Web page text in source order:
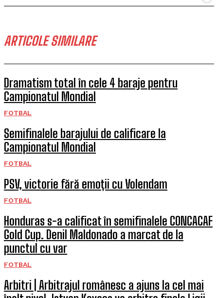
ARTICOLE SIMILARE
Dramatism total în cele 4 baraje pentru
Campionatul Mondial
FOTBAL
Semifinalele barajului de calificare la
Campionatul Mondial
FOTBAL
PSV, victorie fără emoții cu Volendam
FOTBAL
Honduras s-a calificat în semifinalele CONCACAF
Gold Cup. Denil Maldonado a marcat de la
punctul cu var
FOTBAL
Arbitri | Arbitrajul românesc a ajuns la cel mai